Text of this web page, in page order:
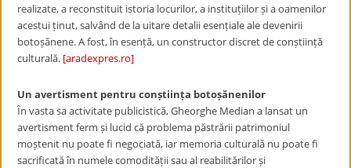
realizate, a reconstituit istoria locurilor, a instituțiilor și a oamenilor
acestui ținut, salvând de la uitare detalii esențiale ale devenirii
botoșănene. A fost, în esență, un constructor discret de conștiință
culturală. [aradexpres.ro]
Un avertisment pentru conștiința botoșănenilor
În vasta sa activitate publicistică, Gheorghe Median a lansat un
avertisment ferm și lucid că problema păstrării patrimoniul
moștenit nu poate fi negociată, iar memoria culturală nu poate fi
sacrificată în numele comodității sau al reabilitărilor și